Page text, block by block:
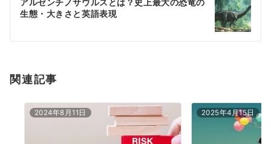
ン
生態・大きさと英語表現
関連記事
2024年8月11日 2025年4月15日